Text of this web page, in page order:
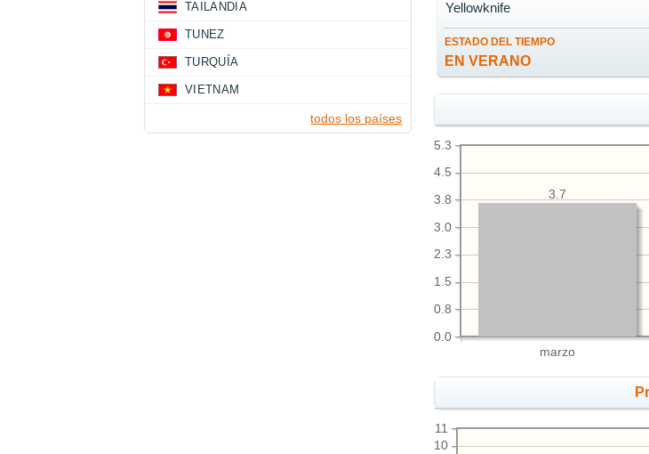
ESTADO DEL TIEMPO
EN VERANO
Yellowknife
marzo
0.0
0.8
1.5
2.3
3.0
3.8
4.5
5.3
3.7
10
11
TAILANDIA
TUNEZ
TURQUÍA
VIETNAM
todos los países